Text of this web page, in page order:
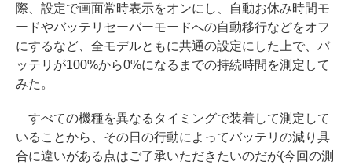
際、設定で画面常時表示をオンにし、自動お休み時間モ
ードやバッテリセーバーモードへの自動移行などをオフ
にするなど、全モデルともに共通の設定にした上で、バ
ッテリが100%から0%になるまでの持続時間を測定して
みた。
すべての機種を異なるタイミングで装着して測定して
いることから、その日の行動によってバッテリの減り具
合に違いがある点はご了承いただきたいのだが(今回の測